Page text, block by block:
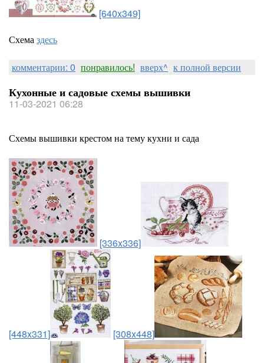
[640x349]
Схемаздесь
комментарии: 0 понравилось! вверх^ к полной версии
Кухонные и садовые схемы вышивки
11-03-2021 06:28
Схемы вышивки крестом на тему кухни и сада
[336x336]
[448x331] [308x448]